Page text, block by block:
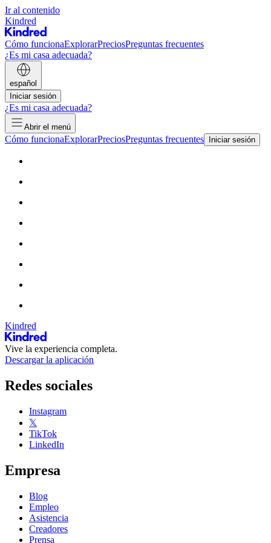
Ir al contenido
Kindred
Cómo funcionaExplorarPreciosPreguntas frecuentes
¿Es mi casa adecuada?
español
Iniciar sesión
¿Es mi casa adecuada?
Abrir el menú
Cómo funcionaExplorarPreciosPreguntas frecuentes Iniciar sesión
Kindred
Vive la experiencia completa.
Descargar la aplicación
Redes sociales
Instagram
𝕏
TikTok
LinkedIn
Empresa
Blog
Empleo
Asistencia
Creadores
Prensa